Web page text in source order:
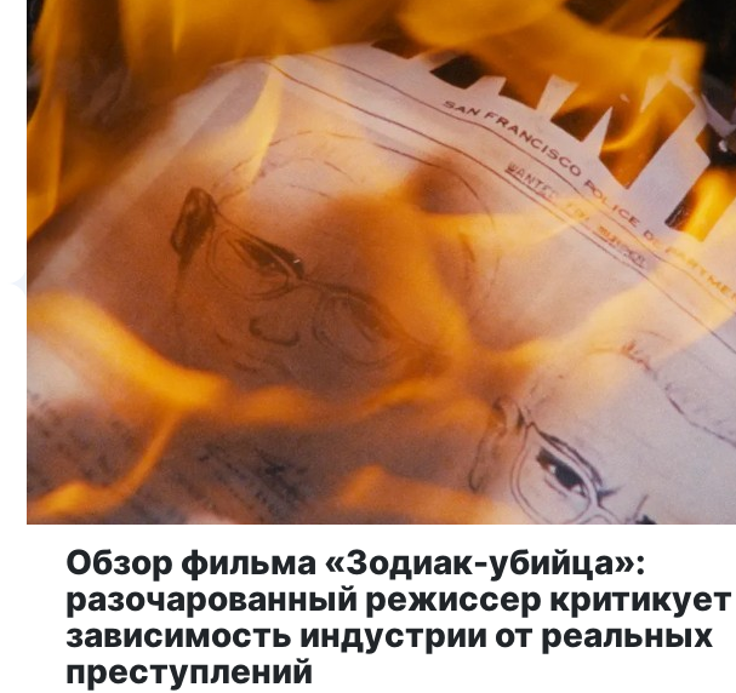
Обзор фильма «Зодиак-убийца»:
разочарованный режиссер критикует
зависимость индустрии от реальных
преступлений